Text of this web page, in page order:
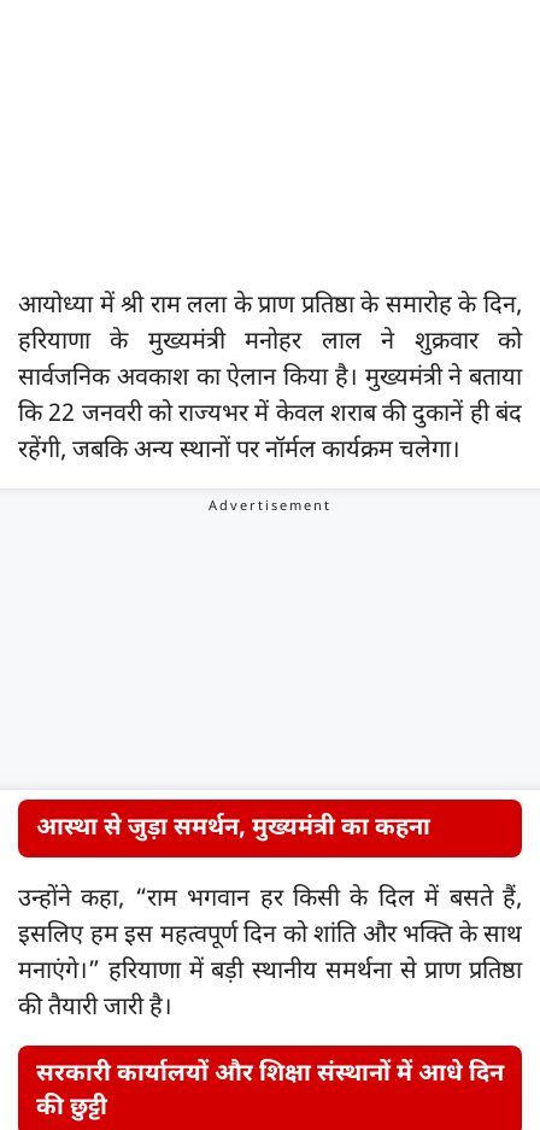
आयोध्या में श्री राम लला के प्राण प्रतिष्ठा के समारोह के दिन,
हरियाणा के मुख्यमंत्री मनोहर लाल ने शुक्रवार को
सार्वजनिक अवकाश का ऐलान किया है। मुख्यमंत्री ने बताया
कि 22 जनवरी को राज्यभर में केवल शराब की दुकानें ही बंद
रहेंगी, जबकि अन्य स्थानों पर नॉर्मल कार्यक्रम चलेगा।
आस्था से जुड़ा समर्थन, मुख्यमंत्री का कहना
उन्होंने कहा, “राम भगवान हर किसी के दिल में बसते हैं,
इसलिए हम इस महत्वपूर्ण दिन को शांति और भक्ति के साथ
मनाएंगे।” हरियाणा में बड़ी स्थानीय समर्थना से प्राण प्रतिष्ठा
की तैयारी जारी है।
सरकारी कार्यालयों और शिक्षा संस्थानों में आधे दिन
की छुट्टी